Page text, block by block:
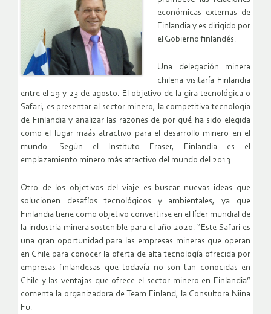
económicas externas de
Finlandia y es dirigido por
el Gobierno finlandés.
Una delegación minera
chilena visitaría Finlandia
entre el 19 y 23 de agosto. El objetivo de la gira tecnológica o
Safari, es presentar al sector minero, la competitiva tecnología
de Finlandia y analizar las razones de por qué ha sido elegida
como el lugar maás atractivo para el desarrollo minero en el
mundo. Según el Instituto Fraser, Finlandia es el
emplazamiento minero más atractivo del mundo del 2013
Otro de los objetivos del viaje es buscar nuevas ideas que
solucionen desafíos tecnológicos y ambientales, ya que
Finlandia tiene como objetivo convertirse en el líder mundial de
la industria minera sostenible para el año 2020. “Este Safari es
una gran oportunidad para las empresas mineras que operan
en Chile para conocer la oferta de alta tecnología ofrecida por
empresas finlandesas que todavía no son tan conocidas en
Chile y las ventajas que ofrece el sector minero en Finlandia”
comenta la organizadora de Team Finland, la Consultora Niina
Fu.